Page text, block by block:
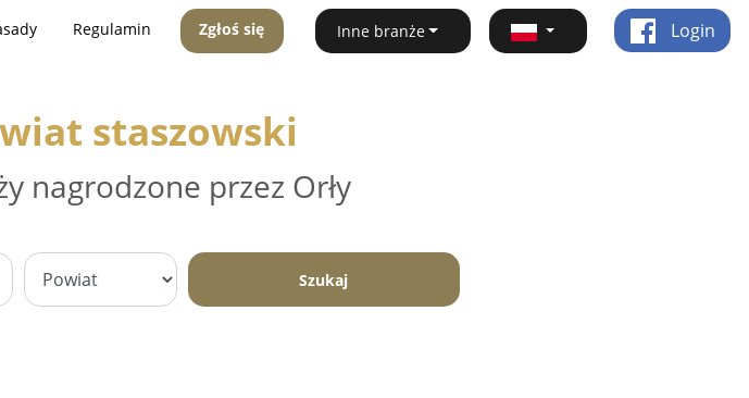
Regulamin Zgłoś się Inne branże Login
staszowski
nagrodzone przez Orły
Szukaj